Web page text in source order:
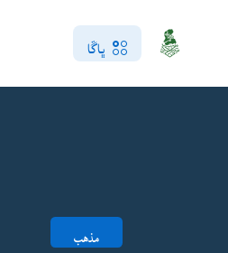
ڀاڱا
مذهب